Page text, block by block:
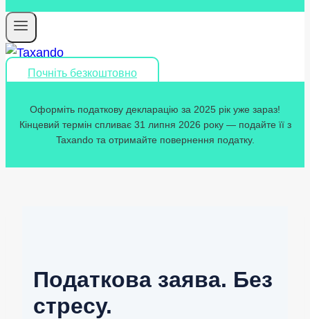
Почніть безкоштовно
Оформіть податкову декларацію за 2025 рік уже зараз!
Кінцевий термін спливає 31 липня 2026 року — подайте її з
Taxando та отримайте повернення податку.
Податкова заява. Без
стресу.